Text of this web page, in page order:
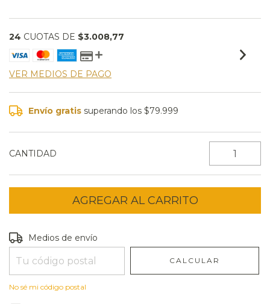
24 CUOTAS DE $3.008,77
VER MEDIOS DE PAGO
Envío gratis superando los$79.999
CANTIDAD
Entregas para el CP:
Medios de envío
CALCULAR
No sé mi código postal